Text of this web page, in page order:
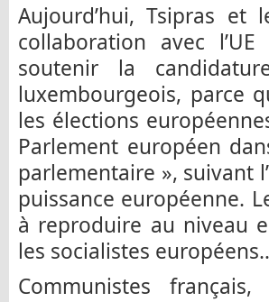
Aujourd’hui, Tsipras
collaboration avec
soutenir la
luxembourgeois, parce
les élections
Parlement européen
parlementaire », suivant
puissance européenne.
à reproduire au niveau
les socialistes
Communistes